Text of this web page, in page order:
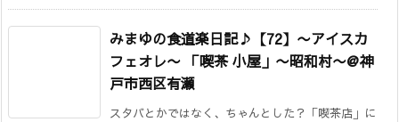
みまゆの食道楽日記♪【72】〜アイスカ
フェオレ〜 「喫茶 小屋」〜昭和村〜@神
戸市西区有瀬
スタバとかではなく、ちゃんとした？「喫茶店」に